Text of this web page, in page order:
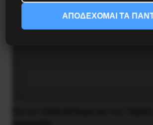
ΑΠΟΔΕΧΟΜΑΙ ΤΑ